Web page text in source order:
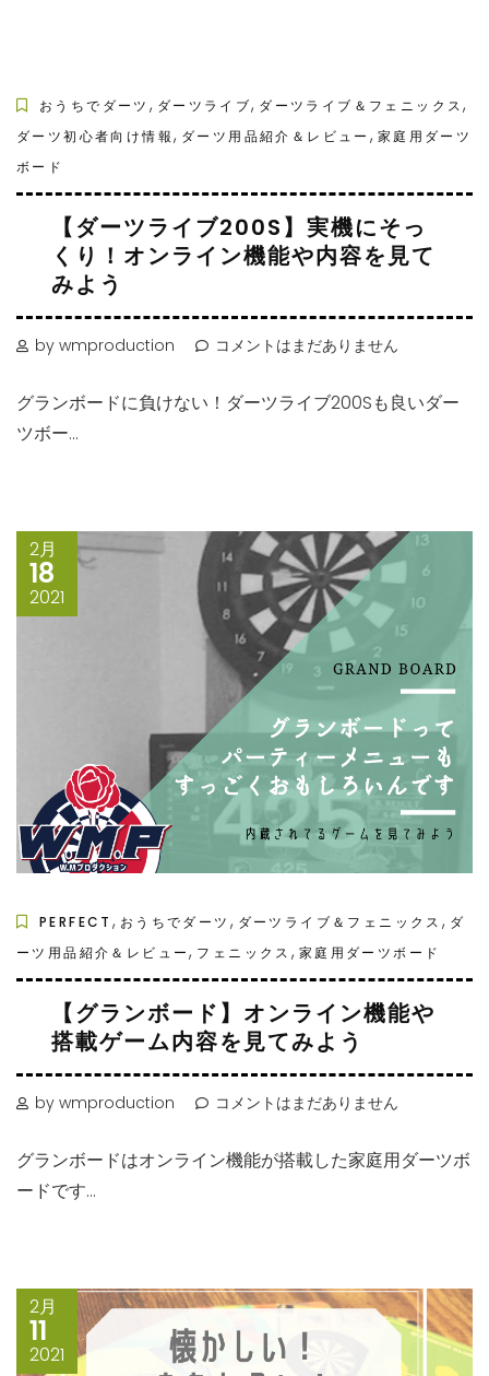
おうちでダーツ , ダーツライブ, ダーツライブ＆フェニックス,
ダーツ初心者向け情報, ダーツ用品紹介＆レビュー , 家庭用ダーツ
ボード
【ダーツライブ200S】実機にそっ
くり！オンライン機能や内容を見て
みよう
by wmproduction コメントはまだありません
グランボードに負けない！ダーツライブ200Sも良いダー
ツボー...
2月
18
2021
PERFECT , おうちでダーツ , ダーツライブ＆フェニックス , ダ
ーツ用品紹介＆レビュー, フェニックス , 家庭用ダーツボード
【グランボード】オンライン機能や
搭載ゲーム内容を見てみよう
by wmproduction コメントはまだありません
グランボードはオンライン機能が搭載した家庭用ダーツボ
ードです...
2月
11
2021